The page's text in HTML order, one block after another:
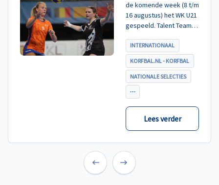
de komende week (8 t/m
16 augustus) het WK U21
gespeeld. Talent TeamNL
poule A, met Nieuw-
Zeeland, Hong Kong
China en India. De eerste
wedstrijd, tegen Nieuw-
Zeeland U21, werd zoals
verwacht met ruime
cijfers gewonnen.
INTERNATIONAAL
KORFBAL.NL - KORFBAL
NATIONALE SELECTIES
Lees verder